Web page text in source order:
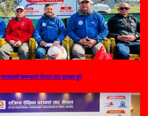
भरतपुरको कृष्णपुरमा भेट्रान कप फुटबल हुने